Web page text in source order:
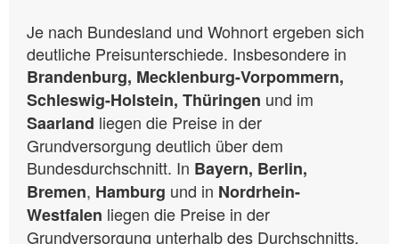
Je nach Bundesland und Wohnort ergeben sich
deutliche Preisunterschiede. Insbesondere in
Brandenburg, Mecklenburg-Vorpommern,
Schleswig-Holstein, Thüringen und im
Saarland liegen die Preise in der
Grundversorgung deutlich über dem
Bundesdurchschnitt. In Bayern, Berlin,
Bremen, Hamburg und in Nordrhein-
Westfalen liegen die Preise in der
Grundversorgung unterhalb des Durchschnitts.